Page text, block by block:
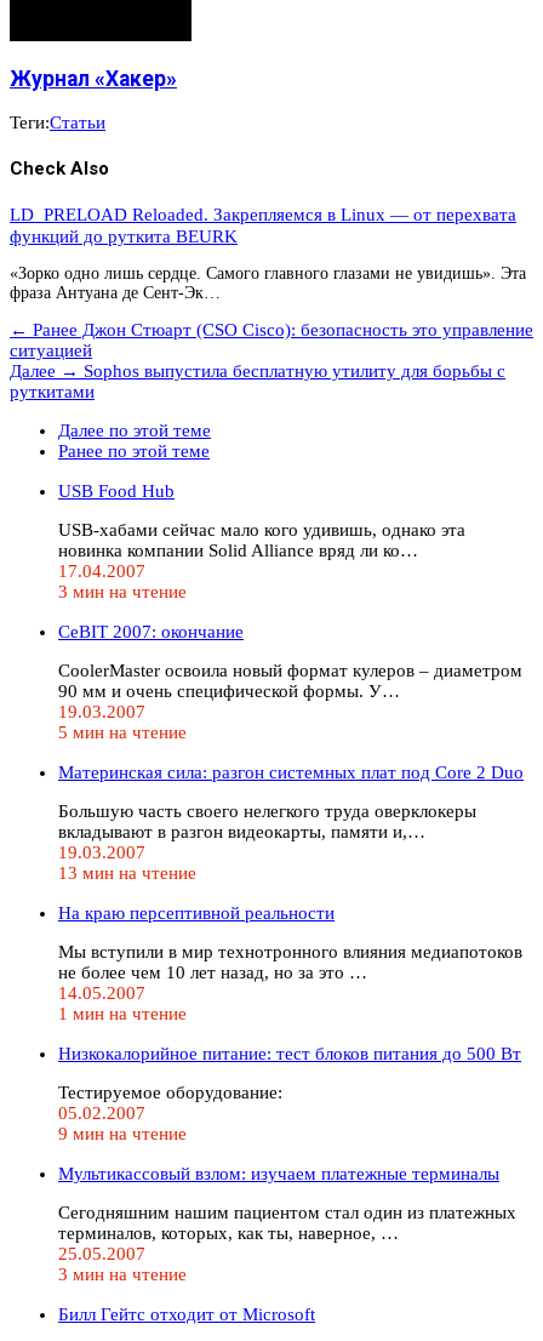
Журнал «Хакер»
Теги:Статьи
Check Also
LD_PRELOAD Reloaded. Закрепляемся в Linux — от перехвата
функций до руткита BEURK
«Зорко одно лишь сердце. Самого главного глазами не увидишь». Эта
фраза Антуана де Сент-Эк…
← Ранее Джон Стюарт (CSO Cisco): безопасность это управление
ситуацией
Далее → Sophos выпустила бесплатную утилиту для борьбы с
руткитами
Далее по этой теме
Ранее по этой теме
USB Food Hub
USB-хабами сейчас мало кого удивишь, однако эта
новинка компании Solid Alliance вряд ли ко…
17.04.2007
3 мин на чтение
CeBIT 2007: окончание
CoolerMaster освоила новый формат кулеров – диаметром
90 мм и очень специфической формы. У…
19.03.2007
5 мин на чтение
Материнская сила: разгон системных плат под Core 2 Duo
Большую часть своего нелегкого труда оверклокеры
вкладывают в разгон видеокарты, памяти и,…
19.03.2007
13 мин на чтение
На краю персептивной реальности
Мы вступили в мир технотронного влияния медиапотоков
не более чем 10 лет назад, но за это …
14.05.2007
1 мин на чтение
Низкокалорийное питание: тест блоков питания до 500 Вт
Тестируемое оборудование:
05.02.2007
9 мин на чтение
Мультикассовый взлом: изучаем платежные терминалы
Сегодняшним нашим пациентом стал один из платежных
терминалов, которых, как ты, наверное, …
25.05.2007
3 мин на чтение
Билл Гейтс отходит от Microsoft